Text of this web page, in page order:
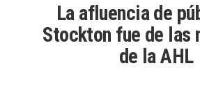
La afluencia de
Stockton fue de las
de la AHL